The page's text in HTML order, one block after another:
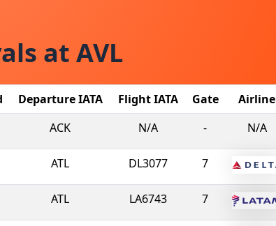
at AVL
Departure IATA Flight IATA Gate Airline
ACK N/A - N/A
ATL DL3077 7
ATL LA6743 7